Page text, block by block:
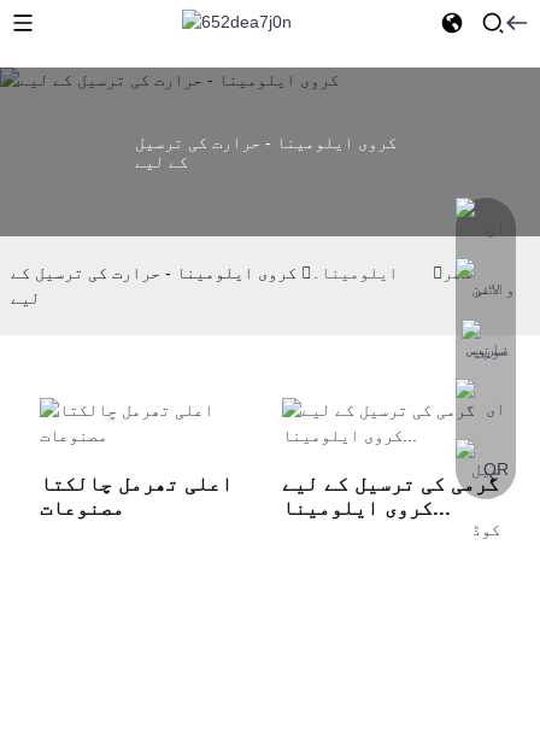
کروی ایلومینا - حرارت کی ترسیل
کے لیے
گھر ایلومینا۔
کروی ایلومینا - حرارت کی ترسیل کے
لیے
اعلی تھرمل چالکتا
مصنوعات
گرمی کی ترسیل کے لیے
کروی ایلومینا...